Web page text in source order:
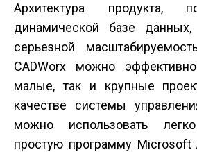
Архитектура продукта,
динамической базе данных,
серьезной
CADWorx можно
малые, так и крупные
качестве системы
можно использовать
простую программу